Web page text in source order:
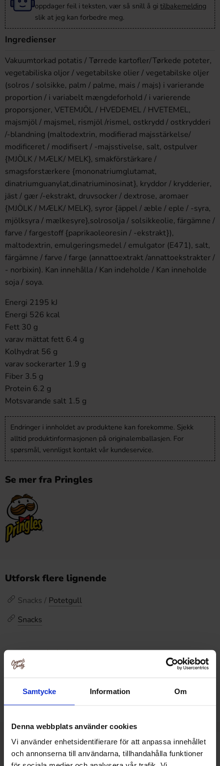
Samtycke Information Om
Denna webbplats använder cookies
Vi använder enhetsidentifierare för att anpassa innehållet
och annonserna till användarna, tillhandahålla funktioner
oppdager feil i teksten, vær så snill å gi tilbakemelding
slik at jeg kan forbedre meg.
Ingredienser
Vakuumtorkad potatis / Tørrede kartofler/Tørkede poteter,
vegetabiliska oljor / vegetabilske olier / vegetabilske oljer
(solros / solsikke, palm / palme, mais / majs) i varierande
proportion / i variabelt mængdeforhold / i varierende
proporsjoner, VETEMJÖL / HVEDEMEL / HVETEMEL,
majsmjöl / majsmel, rismjöl /rismel, ostkrydd / ostkrydderi
/-blandning (maltodextrin, modifierad majsstärkelse/
modificeret / modifisert / -majsstivelse, salt, ostpulver
{MJÖLK / MÆLK/ MELK}, smakförstärkare /
smagsforstærkere {mononatriumglutamat,
dinatriumguanylat,dinatriuminosinat}, kryddor / krydderier,
jäst / gær /-ekstrakt, druvsocker / dextrose, aromaer
{MJÖLK / MÆLK/ MELK}, syror {äppel / æble / eple / -syra,
mjölksyra / mælkesyre},solrosolja / solsikkeolie, färgämne /
farve / fargestoff {paprikaoleoresin / -ekstrakt}),
maltodextrin, emulgeringsmedel / emulgator (E471), salt,
färgämne / farve / farge (annattoextrakt /annattoekstrakter /
- norbixin). Kan innehålla / Kan indeholde / Kan inneholde
soja / soya.
Energi 2195 kJ
Energi 526 kcal
Fett 30 g
varav mättat fett 6.4 g
Kolhydrat 56 g
varav sockerarter 1.9 g
Fiber 3.5 g
Protein 6.2 g
Motsvarande salt 1.5 g
Endringer i innholdet av produktene kan forekomme. Sjekk
alltid produktinformasjonen på originalemballasjen. For
spørsmål, vennligst kontakt vår kundeservice.
Se mer fra Pringles
Utforsk flere lignende
Snacks / Potetgull
Snacks
Omtaler
Laveste pris de siste 30 dagene er 39.91 kr (2026-08-09)
Relaterte produkter